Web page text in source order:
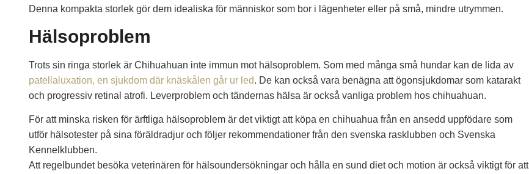
Denna kompakta storlek gör dem idealiska för människor som bor i lägenheter eller på små, mindre utrymmen.
Hälsoproblem
Trots sin ringa storlek är Chihuahuan inte immun mot hälsoproblem. Som med många små hundar kan de lida av
patellaluxation, en sjukdom där knäskålen går ur led. De kan också vara benägna att ögonsjukdomar som katarakt
och progressiv retinal atrofi. Leverproblem och tändernas hälsa är också vanliga problem hos chihuahuan.
För att minska risken för ärftliga hälsoproblem är det viktigt att köpa en chihuahua från en ansedd uppfödare som
utför hälsotester på sina föräldradjur och följer rekommendationer från den svenska rasklubben och Svenska
Kennelklubben.
Att regelbundet besöka veterinären för hälsoundersökningar och hålla en sund diet och motion är också viktigt för att